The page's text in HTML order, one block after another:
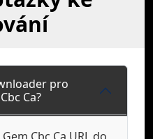
pro
Ca?